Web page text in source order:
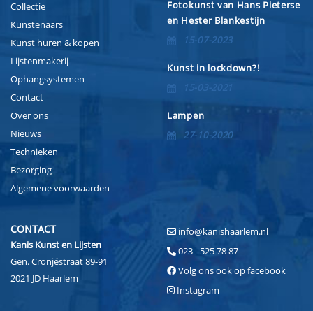
Collectie
Kunstenaars
Kunst huren & kopen
Lijstenmakerij
Ophangsystemen
Contact
Over ons
Nieuws
Technieken
Bezorging
Algemene voorwaarden
Fotokunst van Hans Pieterse
en Hester Blankestijn
15-07-2023
Kunst in lockdown?!
15-03-2021
Lampen
27-10-2020
CONTACT
Kanis Kunst en Lijsten
Gen. Cronjéstraat 89-91
2021 JD Haarlem
info@kanishaarlem.nl
023 - 525 78 87
Volg ons ook op facebook
Instagram